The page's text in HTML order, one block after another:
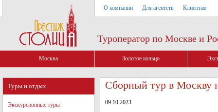
О компании Для агентств Клиентам
Туроператор по Москве и
Москва Золотое кольцо
Туры и отдых
Экскурсионные туры
Сборный тур в Москву
09.10.2023